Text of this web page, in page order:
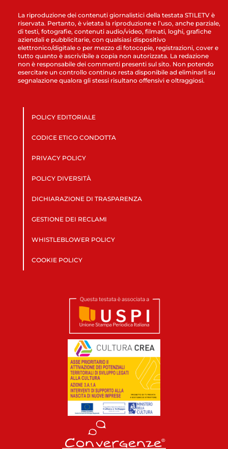
La riproduzione dei contenuti giornalistici della testata STILETV è
riservata. Pertanto, è vietata la riproduzione e l’uso, anche parziale,
di testi, fotografie, contenuti audio/video, filmati, loghi, grafiche
aziendali e pubblicitarie, con qualsiasi dispositivo
elettronico/digitale o per mezzo di fotocopie, registrazioni, cover e
tutto quanto è ascrivibile a copia non autorizzata. La redazione
non è responsabile dei commenti presenti sul sito. Non potendo
esercitare un controllo continuo resta disponibile ad eliminarli su
segnalazione qualora gli stessi risultano offensivi e oltraggiosi.
POLICY EDITORIALE
CODICE ETICO CONDOTTA
PRIVACY POLICY
POLICY DIVERSITÀ
DICHIARAZIONE DI TRASPARENZA
GESTIONE DEI RECLAMI
WHISTLEBLOWER POLICY
COOKIE POLICY